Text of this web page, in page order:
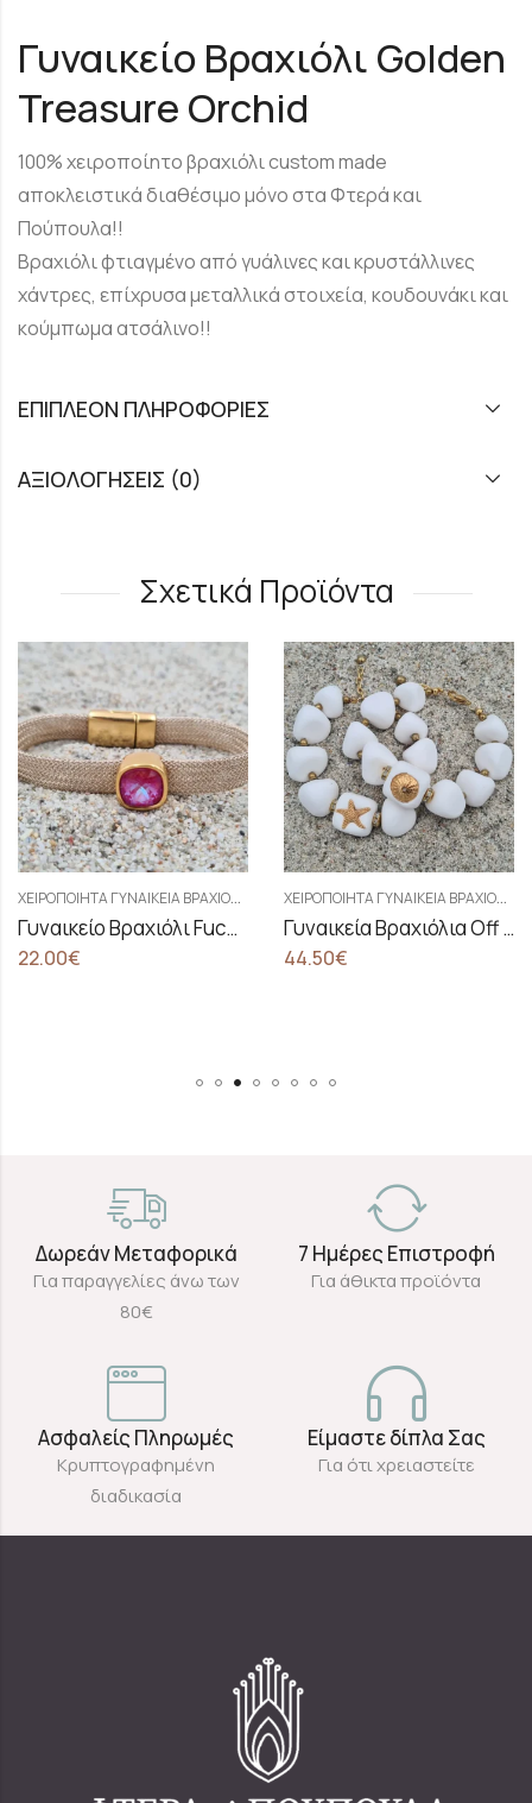
Γυναικείο Βραχιόλι Golden
Treasure Orchid
100% χειροποίητο βραχιόλι custom made
αποκλειστικά διαθέσιμο μόνο στα Φτερά και
Πούπουλα!!
Βραχιόλι φτιαγμένο από γυάλινες και κρυστάλλινες
χάντρες, επίχρυσα μεταλλικά στοιχεία, κουδουνάκι και
κούμπωμα ατσάλινο!!
ΕΠΙΠΛΈΟΝ ΠΛΗΡΟΦΟΡΊΕΣ
ΑΞΙΟΛΟΓΉΣΕΙΣ (0)
Σχετικά Προϊόντα
Χ
ΕΙΡΟΠΟΊΗΤΑ ΓΥΝΑΙΚΕΊΑ ΒΡΑΧΙΌΛΙΑ
Γυναικείο Βραχιόλι Fuchsia Crystal Treasure
Χ
ΕΙΡΟΠΟΊΗΤΑ ΓΥΝΑΙΚΕΊΑ ΒΡΑΧΙΌΛΙΑ
Γυναικεία Βραχιόλια Off White Treasure
ΜΗ ΔΙΑΘΕΣΙΜΟ
Δωρεάν Μεταφορικά
Για παραγγελίες άνω των
80€
7 Ημέρες Επιστροφή
Για άθικτα προϊόντα
Ασφαλείς Πληρωμές
Κρυπτογραφημένη
διαδικασία
Είμαστε δίπλα Σας
Για ότι χρειαστείτε